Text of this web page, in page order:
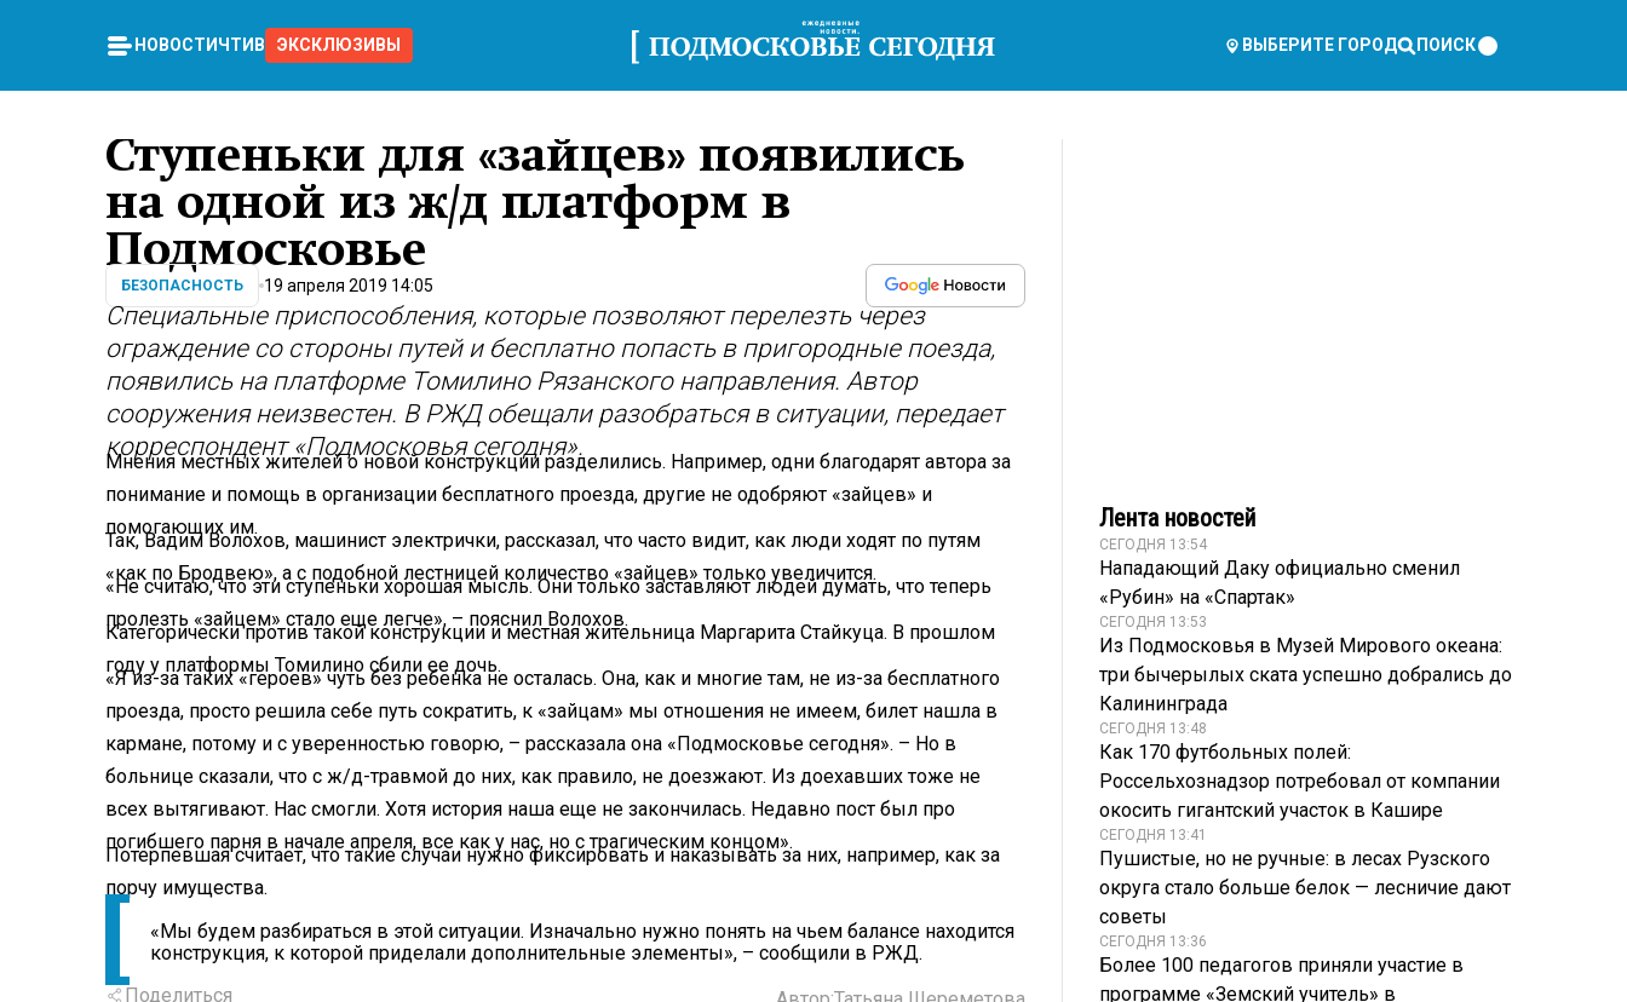
НОВОСТИ ЧТИВО ЭКСКЛЮЗИВЫ ВЫБЕРИТЕ ГОРОД ПОИСК
Ступеньки для «зайцев» появились
на одной из ж/д платформ в
Подмосковье
БЕЗОПАСНОСТЬ 19 апреля 2019 14:05
Специальные приспособления, которые позволяют перелезть через
ограждение со стороны путей и бесплатно попасть в пригородные поезда,
появились на платформе Томилино Рязанского направления. Автор
сооружения неизвестен. В РЖД обещали разобраться в ситуации, передает
корреспондент «Подмосковья сегодня».
Мнения местных жителей о новой конструкции разделились. Например, одни благодарят автора за
понимание и помощь в организации бесплатного проезда, другие не одобряют «зайцев» и
помогающих им.
Так, Вадим Волохов, машинист электрички, рассказал, что часто видит, как люди ходят по путям
«как по Бродвею», а с подобной лестницей количество «зайцев» только увеличится.
«Не считаю, что эти ступеньки хорошая мысль. Они только заставляют людей думать, что теперь
пролезть «зайцем» стало еще легче», – пояснил Волохов.
Категорически против такой конструкции и местная жительница Маргарита Стайкуца. В прошлом
году у платформы Томилино сбили ее дочь.
«Я из-за таких «героев» чуть без ребенка не осталась. Она, как и многие там, не из-за бесплатного
проезда, просто решила себе путь сократить, к «зайцам» мы отношения не имеем, билет нашла в
кармане, потому и с уверенностью говорю, – рассказала она «Подмосковье сегодня». – Но в
больнице сказали, что с ж/д-травмой до них, как правило, не доезжают. Из доехавших тоже не
всех вытягивают. Нас смогли. Хотя история наша еще не закончилась. Недавно пост был про
погибшего парня в начале апреля, все как у нас, но с трагическим концом».
Потерпевшая считает, что такие случаи нужно фиксировать и наказывать за них, например, как за
порчу имущества.
«Мы будем разбираться в этой ситуации. Изначально нужно понять на чьем балансе находится
конструкция, к которой приделали дополнительные элементы», – сообщили в РЖД.
Поделиться
Лента новостей
СЕГОДНЯ 13:54
Нападающий Даку официально сменил
«Рубин» на «Спартак»
СЕГОДНЯ 13:53
Из Подмосковья в Музей Мирового океана:
три бычерылых ската успешно добрались до
Калининграда
СЕГОДНЯ 13:48
Как 170 футбольных полей:
Россельхознадзор потребовал от компании
окосить гигантский участок в Кашире
СЕГОДНЯ 13:41
Пушистые, но не ручные: в лесах Рузского
округа стало больше белок — лесничие дают
советы
СЕГОДНЯ 13:36
Более 100 педагогов приняли участие в
программе «Земский учитель» в